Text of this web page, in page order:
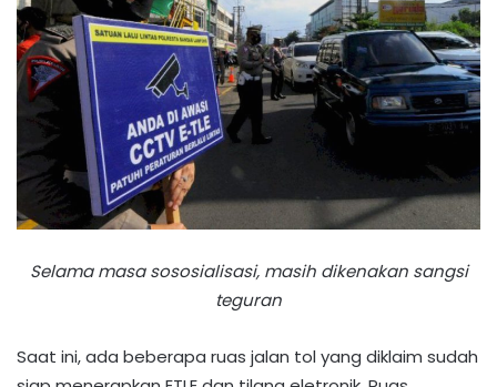
Selama masa sososialisasi, masih dikenakan sangsi
teguran
Saat ini, ada beberapa ruas jalan tol yang diklaim sudah